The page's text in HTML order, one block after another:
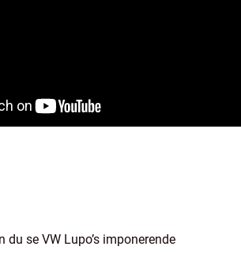
du se VW Lupo’s imponerende